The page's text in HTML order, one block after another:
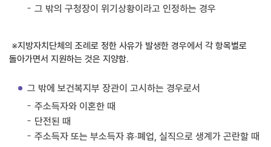
그 밖의 구청장이 위기상황이라고 인정하는 경우
※지방자치단체의 조례로 정한 사유가 발생한 경우에서 각 항목별로
돌아가면서 지원하는 것은 지양함.
그 밖에 보건복지부 장관이 고시하는 경우로서
주소득자와 이혼한 때
단전된 때
주소득자 또는 부소득자 휴·폐업, 실직으로 생계가 곤란할 때